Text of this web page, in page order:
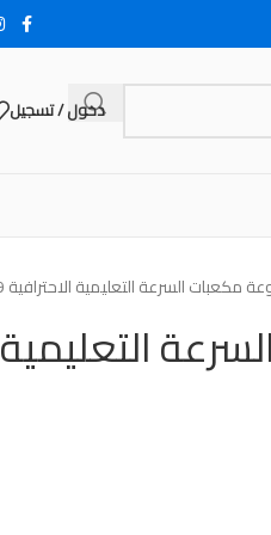
دخول / تسجيل
مكعبات السرعة التعليمية الاحترافية 9 قطع
التعليمية